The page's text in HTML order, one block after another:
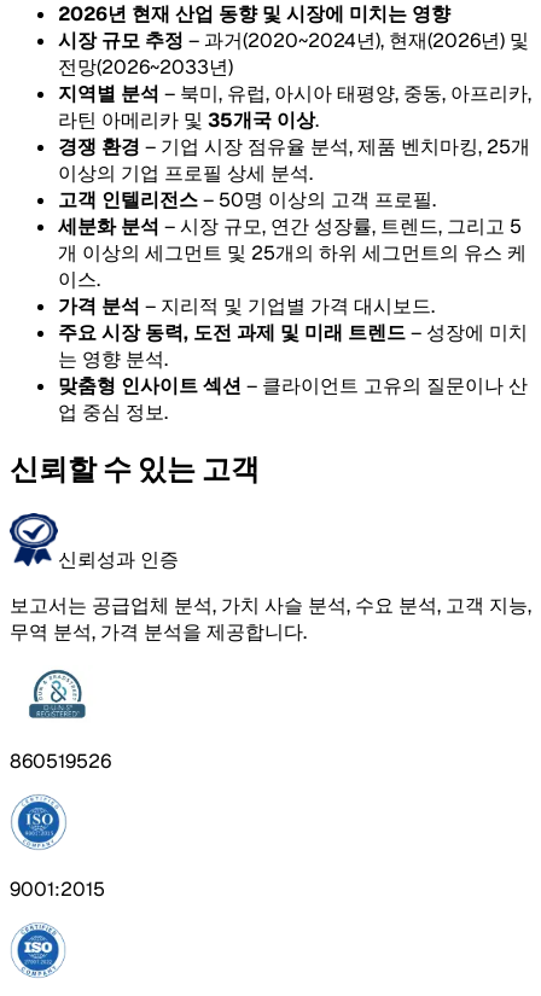
2026년 현재 산업 동향 및 시장에 미치는 영향
시장 규모 추정 – 과거(2020~2024년), 현재(2026년) 및
전망(2026~2033년)
지역별 분석 – 북미, 유럽, 아시아 태평양, 중동, 아프리카,
라틴 아메리카 및 35개국 이상.
경쟁 환경 – 기업 시장 점유율 분석, 제품 벤치마킹, 25개
이상의 기업 프로필 상세 분석.
고객 인텔리전스– 50명 이상의 고객 프로필.
세분화 분석 – 시장 규모, 연간 성장률, 트렌드, 그리고 5
개 이상의 세그먼트 및 25개의 하위 세그먼트의 유스 케
이스.
가격 분석 – 지리적 및 기업별 가격 대시보드.
주요 시장 동력, 도전 과제 및 미래 트렌드– 성장에 미치
는 영향 분석.
맞춤형 인사이트 섹션 – 클라이언트 고유의 질문이나 산
업 중심 정보.
신뢰할 수 있는 고객
신뢰성과 인증
보고서는 공급업체 분석, 가치 사슬 분석, 수요 분석, 고객 지능,
무역 분석, 가격 분석을 제공합니다.
860519526
9001:2015